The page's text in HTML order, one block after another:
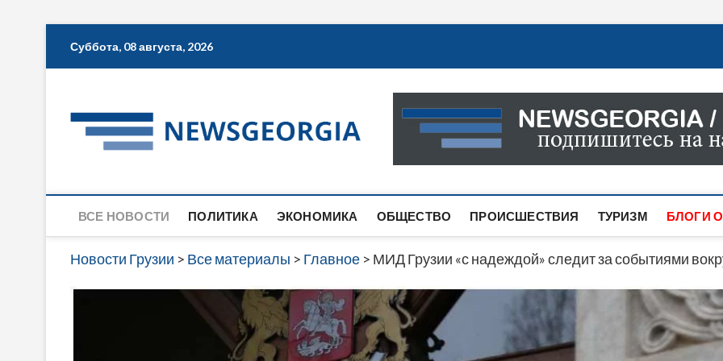
Суббота, 08 августа, 2026
Новости Грузии
САМАЯ АКТУАЛЬНАЯ ИНФОРМАЦИЯ О СОБЫТИЯХ
САЙТЕ ВЫ НАЙДЕТЕ НОВОСТИ ПОЛИТИКИ,
ВСЕ НОВОСТИ ПОЛИТИКА ЭКОНОМИКА ОБЩЕСТВО ПРОИСШЕСТВИЯ ТУРИЗМ БЛОГИ
Новости Грузии > Все материалы > Главное > МИД Грузии «с надеждой» следит за событиями